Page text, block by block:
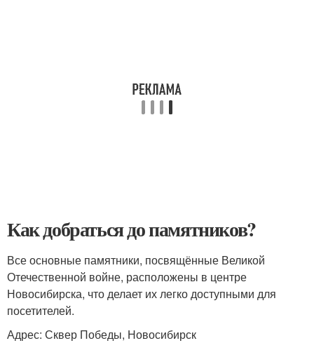
Как добраться до памятников?
Все основные памятники, посвящённые Великой
Отечественной войне, расположены в центре
Новосибирска, что делает их легко доступными для
посетителей.
Адрес: Сквер Победы, Новосибирск